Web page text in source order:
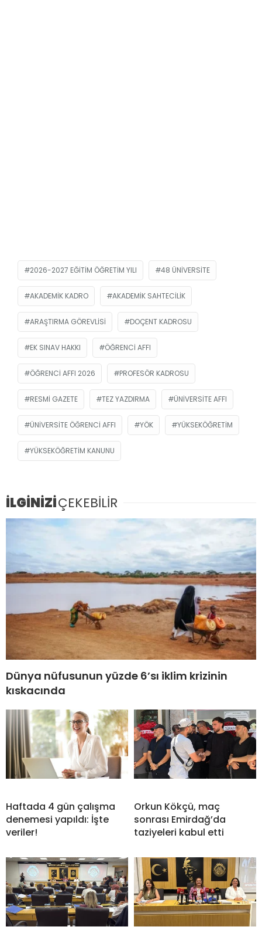
2026-2027 EĞITIM ÖĞRETIM YILI 48 ÜNIVERSITE
AKADEMIK KADRO AKADEMIK SAHTECILIK
ARAŞTIRMA GÖREVLISI DOÇENT KADROSU
EK SINAV HAKKI ÖĞRENCI AFFI
ÖĞRENCI AFFI 2026 PROFESÖR KADROSU
RESMİ GAZETE TEZ YAZDIRMA ÜNIVERSITE AFFI
ÜNIVERSITE ÖĞRENCI AFFI YÖK YÜKSEKÖĞRETIM
YÜKSEKÖĞRETIM KANUNU
İLGİNİZİÇEKEBİLİR
Dünya nüfusunun yüzde 6’sı iklim krizinin
kıskacında
Haftada 4 gün çalışma
denemesi yapıldı: İşte
veriler!
Orkun Kökçü, maç
sonrası Emirdağ’da
taziyeleri kabul etti